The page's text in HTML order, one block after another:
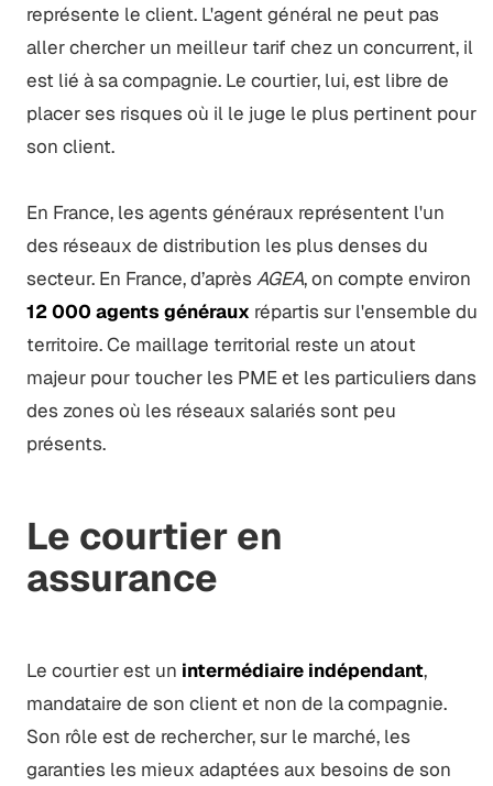
représente le client. L'agent général ne peut pas
aller chercher un meilleur tarif chez un concurrent, il
est lié à sa compagnie. Le courtier, lui, est libre de
placer ses risques où il le juge le plus pertinent pour
son client.
En France, les agents généraux représentent l'un
des réseaux de distribution les plus denses du
secteur. En France, d’aprèsAGEA, on compte environ
12 000 agents généraux répartis sur l'ensemble du
territoire. Ce maillage territorial reste un atout
majeur pour toucher les PME et les particuliers dans
des zones où les réseaux salariés sont peu
présents.
Le courtier en
assurance
Le courtier est un intermédiaire indépendant,
mandataire de son client et non de la compagnie.
Son rôle est de rechercher, sur le marché, les
garanties les mieux adaptées aux besoins de son